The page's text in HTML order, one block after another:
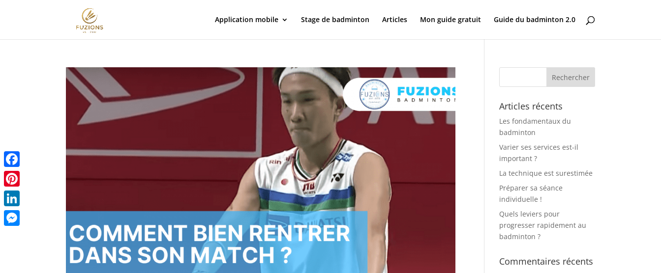
Application mobile Stage de badminton Articles Mon guide gratuit Guide du badminton 2.0
Articles récents
Les fondamentaux du
badminton
Varier ses services est-il
important ?
La technique est surestimée
Préparer sa séance
individuelle !
Quels leviers pour
progresser rapidement au
badminton ?
Commentaires récents
Facebook
Pinterest
LinkedIn